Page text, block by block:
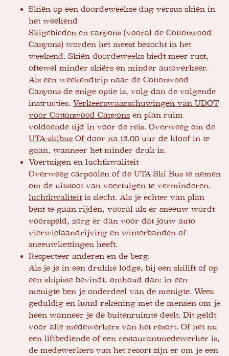
Skiën op een doordeweekse dag versus skiën in
het weekend
Skigebieden en canyons (vooral de Cottonwood
Canyons) worden het meest bezocht in het
weekend. Skiën doordeweeks biedt meer rust,
oftewel minder skiërs en minder autoverkeer.
Als een weekendtrip naar de Cottonwood
Canyons de enige optie is, volg dan de volgende
instructies. Verkeerswaarschuwingen van UDOT
voor Cottonwood Canyons en plan ruim
voldoende tijd in voor de reis. Overweeg om de
UTA-skibus Of door na 13.00 uur de kloof in te
gaan, wanneer het minder druk is.
Voertuigen en luchtkwaliteit
Overweeg carpoolen of de UTA Ski Bus te nemen
om de uitstoot van voertuigen te verminderen.
luchtkwaliteit is slecht. Als je echter van plan
bent te gaan rijden, vooral als er sneeuw wordt
voorspeld, zorg er dan voor dat jouw auto
vierwielaandrijving en winterbanden of
sneeuwkettingen heeft.
Respecteer anderen en de berg.
Als je je in een drukke lodge, bij een skilift of op
een skipiste bevindt, onthoud dan: in een
menigte ben je onderdeel van de menigte. Wees
geduldig en houd rekening met de mensen om je
heen wanneer je de buitenruimte deelt. Dit geldt
voor alle medewerkers van het resort. Of het nu
een liftbediende of een restaurantmedewerker is,
de medewerkers van het resort zijn er om je een